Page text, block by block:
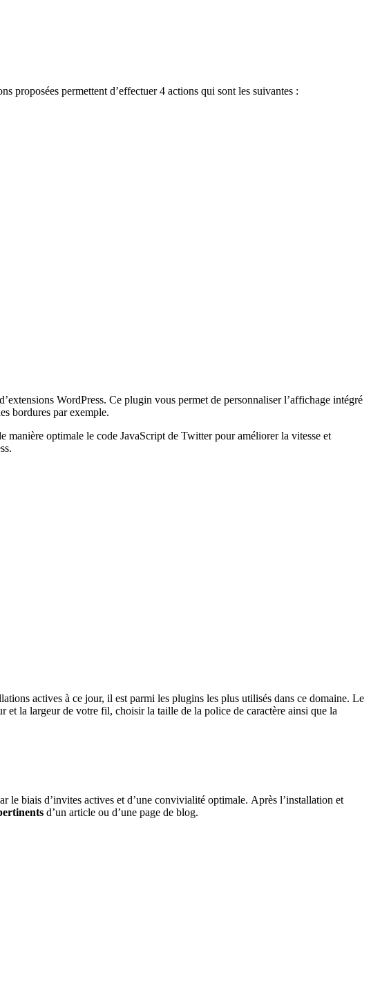
proposées permettent d’effectuer 4 actions qui sont les suivantes :
WordPress. Ce plugin vous permet de personnaliser l’affichage intégré
bordures par exemple.
manière optimale le code JavaScript de Twitter pour améliorer la vitesse et
actives à ce jour, il est parmi les plugins les plus utilisés dans ce domaine. Le
et la largeur de votre fil, choisir la taille de la police de caractère ainsi que la
le biais d’invites actives et d’une convivialité optimale. Après l’installation et
d’un article ou d’une page de blog.